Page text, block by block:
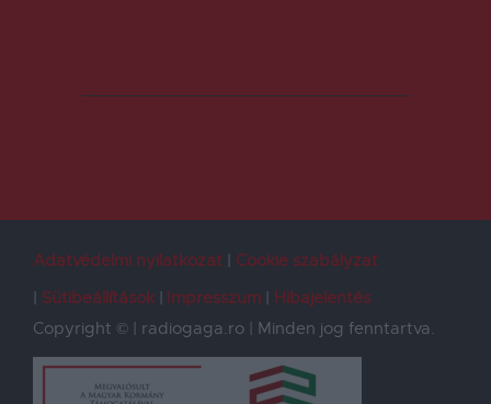
Adatvédelmi nyilatkozat
Cookie szabályzat
Sütibeállítások
Impresszum
Hibajelentés
Copyright © | radiogaga.ro | Minden jog fenntartva.